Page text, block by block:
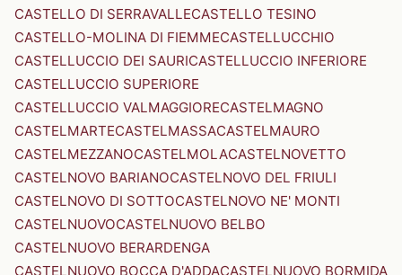
CASTELLO DI SERRAVALLECASTELLO TESINO
CASTELLO-MOLINA DI FIEMMECASTELLUCCHIO
CASTELLUCCIO DEI SAURICASTELLUCCIO INFERIORE
CASTELLUCCIO SUPERIORE
CASTELLUCCIO VALMAGGIORECASTELMAGNO
CASTELMARTECASTELMASSACASTELMAURO
CASTELMEZZANOCASTELMOLACASTELNOVETTO
CASTELNOVO BARIANOCASTELNOVO DEL FRIULI
CASTELNOVO DI SOTTOCASTELNOVO NE' MONTI
CASTELNUOVOCASTELNUOVO BELBO
CASTELNUOVO BERARDENGA
CASTELNUOVO BOCCA D'ADDACASTELNUOVO BORMIDA